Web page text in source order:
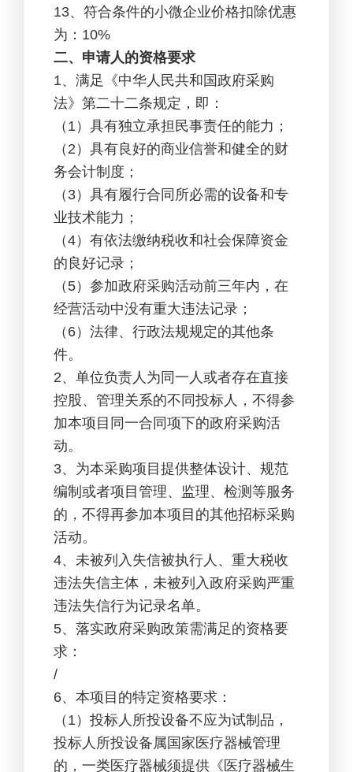
13、符合条件的小微企业价格扣除优惠
为：10%
二、申请人的资格要求
1、满足《中华人民共和国政府采购
法》第二十二条规定，即：
（1）具有独立承担民事责任的能力；
（2）具有良好的商业信誉和健全的财
务会计制度；
（3）具有履行合同所必需的设备和专
业技术能力；
（4）有依法缴纳税收和社会保障资金
的良好记录；
（5）参加政府采购活动前三年内，在
经营活动中没有重大违法记录；
（6）法律、行政法规规定的其他条
件。
2、单位负责人为同一人或者存在直接
控股、管理关系的不同投标人，不得参
加本项目同一合同项下的政府采购活
动。
3、为本采购项目提供整体设计、规范
编制或者项目管理、监理、检测等服务
的，不得再参加本项目的其他招标采购
活动。
4、未被列入失信被执行人、重大税收
违法失信主体，未被列入政府采购严重
违法失信行为记录名单。
5、落实政府采购政策需满足的资格要
求：
/
6、本项目的特定资格要求：
（1）投标人所投设备不应为试制品，
投标人所投设备属国家医疗器械管理
的，一类医疗器械须提供《医疗器械生